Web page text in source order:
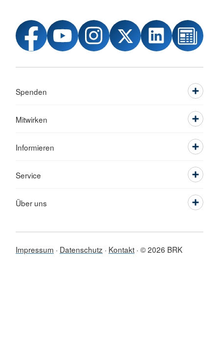
Spenden
Mitwirken
Informieren
Service
Über uns
Impressum Datenschutz Kontakt © 2026 BRK